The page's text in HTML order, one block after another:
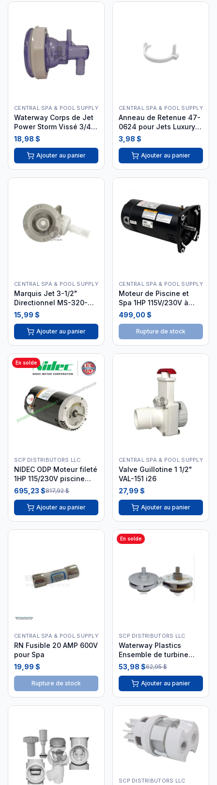
CENTRAL SPA & POOL SUPPLY
Waterway Corps de Jet
Power Storm Vissé 3/4"
x 3/8" 228-0048
18,98 $
Ajouter au panier
CENTRAL SPA & POOL SUPPLY
Anneau de Retenue 47-
0624 pour Jets Luxury
Spa
3,98 $
Ajouter au panier
CENTRAL SPA & POOL SUPPLY
Marquis Jet 3-1/2"
Directionnel MS-320-
6632
15,99 $
Ajouter au panier
CENTRAL SPA & POOL SUPPLY
Moteur de Piscine et
Spa 1HP 115V/230V à
Bride Carrée
499,00 $
Rupture de stock
En solde
SCP DISTRIBUTORS LLC
NIDEC ODP Moteur fileté
1HP 115/230V piscine
spa #ASB128
695,23 $817,92 $
Ajouter au panier
CENTRAL SPA & POOL SUPPLY
Valve Guillotine 1 1/2"
VAL-151 i26
27,99 $
Ajouter au panier
CENTRAL SPA & POOL SUPPLY
RN Fusible 20 AMP 600V
pour Spa
19,99 $
Rupture de stock
En solde
SCP DISTRIBUTORS LLC
Waterway Plastics
Ensemble de turbine
pour pompe Executive
56 cadre 5 HP 310-4180
53,98 $62,95 $
Ajouter au panier
SCP DISTRIBUTORS LLC